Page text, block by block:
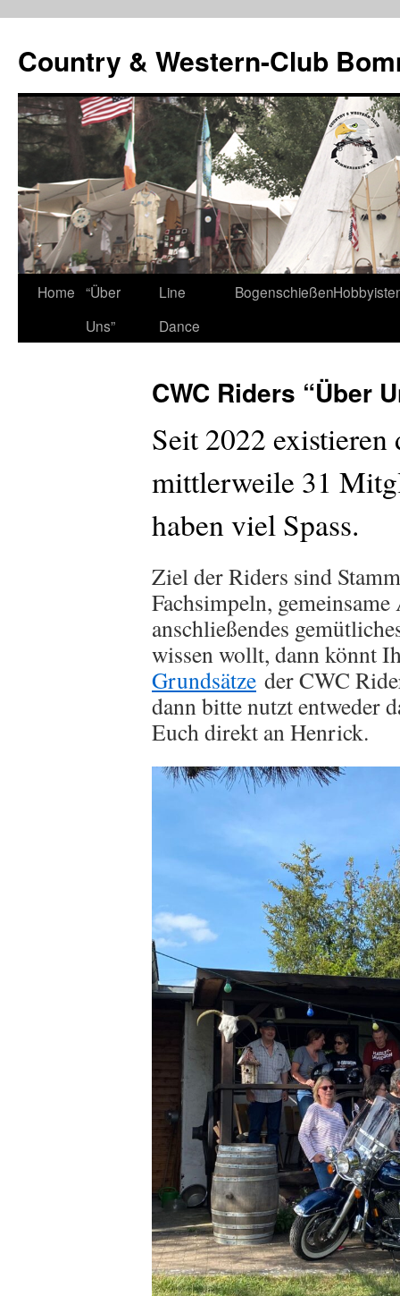
Country & Western-Club
Skip
Home “Über
Uns”
Line
Dance
Bogenschießen
CWC Riders “Über
Seit 2022
mittlerweile 31
haben viel Spass.
Ziel der Riders sind
Fachsimpeln,
anschließendes
wissen wollt, dann könnt
Grundsätze der CWC
dann bitte nutzt entweder
Euch direkt an Henrick.